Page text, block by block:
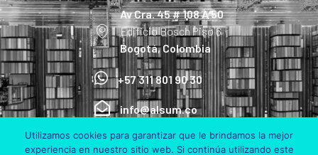
Av Cra. 45 # 108 A 50
Edificio Bosch Piso 6
Bogotá, Colombia
+57 311 801 90 30
info@alsum.co
Utilizamos cookies para garantizar que le brindamos la mejor
experiencia en nuestro sitio web. Si continúa utilizando este